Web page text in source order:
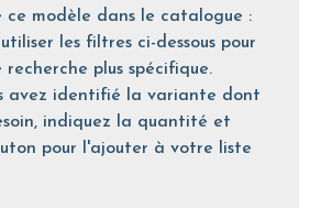
ce modèle dans le catalogue :
les filtres ci-dessous pour
plus spécifique.
avez identifié la variante dont
indiquez la quantité et
pour l'ajouter à votre liste